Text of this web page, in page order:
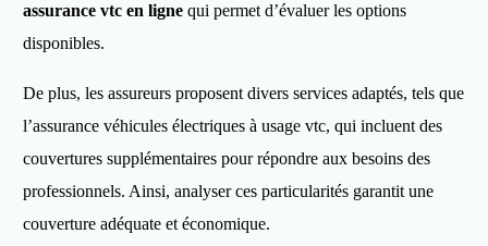
assurance vtc en ligne qui permet d’évaluer les options
disponibles.
De plus, les assureurs proposent divers services adaptés, tels que
l’assurance véhicules électriques à usage vtc, qui incluent des
couvertures supplémentaires pour répondre aux besoins des
professionnels. Ainsi, analyser ces particularités garantit une
couverture adéquate et économique.